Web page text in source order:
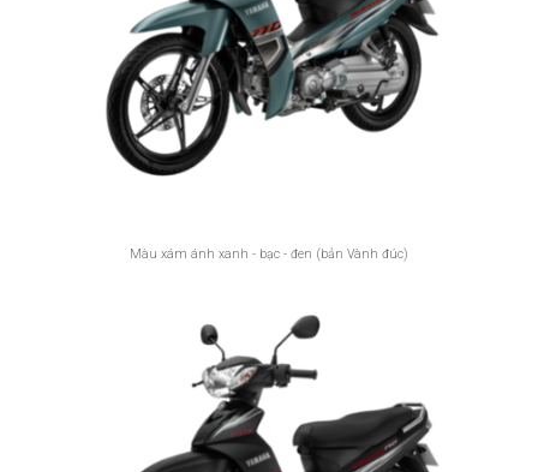
Màu xám ánh xanh - bạc - đen (bản Vành đúc)